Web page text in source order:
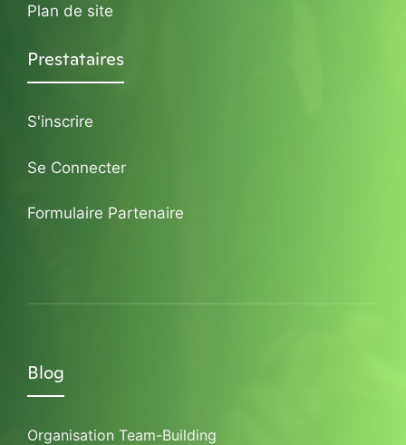
Plan de site
Prestataires
S'inscrire
Se Connecter
Formulaire Partenaire
Blog
Organisation Team-Building